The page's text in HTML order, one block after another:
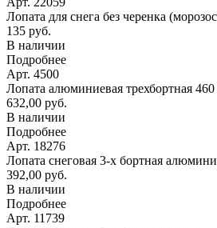
Лопата для снега без черенка
135 руб.
В наличии
Подробнее
Арт. 4500
Лопата алюминиевая трехбортная
632,00 руб.
В наличии
Подробнее
Арт. 18276
Лопата снеговая 3-х бортная
392,00 руб.
В наличии
Подробнее
Арт. 11739